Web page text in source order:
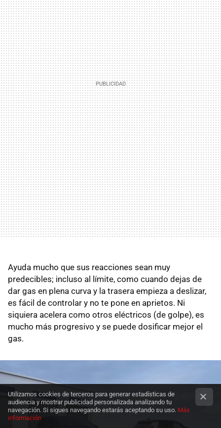
Ayuda mucho que sus reacciones sean muy
predecibles; incluso al límite, como cuando dejas de
dar gas en plena curva y la trasera empieza a deslizar,
es fácil de controlar y no te pone en aprietos. Ni
siquiera acelera como otros eléctricos (de golpe), es
mucho más progresivo y se puede dosificar mejor el
gas.
Utilizamos cookies de terceros para generar estadísticas de
audiencia y mostrar publicidad personalizada analizando tu
navegación. Si sigues navegando estarás aceptando su uso. Más
información